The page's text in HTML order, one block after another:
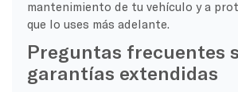
mantenimiento de tu vehículo y a
que lo uses más adelante.
Preguntas frecuentes
garantías extendidas